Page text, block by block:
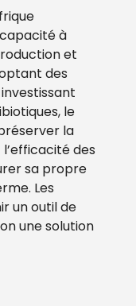
à
et
des
le
la
des
sa propre
Les
un outil de
une solution